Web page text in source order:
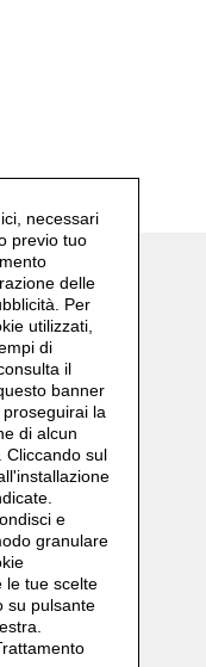
necessari
previo tuo
delle
Per
utilizzati,
di
il
banner
proseguirai la
di alcun
Cliccando sul
e
granulare
le tue scelte
su pulsante